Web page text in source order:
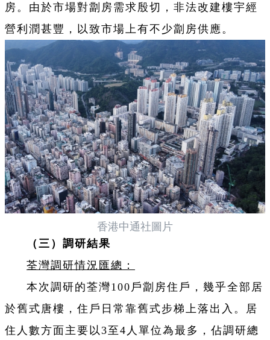
房。由於市場對劏房需求殷切，非法改建樓宇經
營利潤甚豐，以致市場上有不少劏房供應。
香港中通社圖片
（三）調研結果
荃灣調研情況匯總：
本次調研的荃灣100戶劏房住戶，幾乎全部居
於舊式唐樓，住戶日常靠舊式步梯上落出入。居
住人數方面主要以3至4人單位為最多，佔調研總